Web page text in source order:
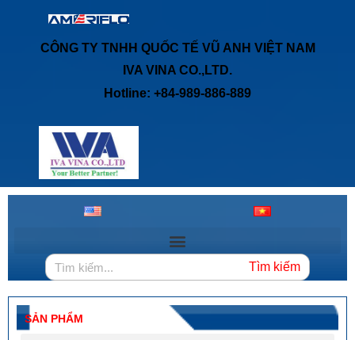
CÔNG TY TNHH QUỐC TẾ VŨ ANH VIỆT NAM
IVA VINA CO.,LTD.
Hotline: +84-989-886-889
Tìm kiếm
SẢN PHẨM